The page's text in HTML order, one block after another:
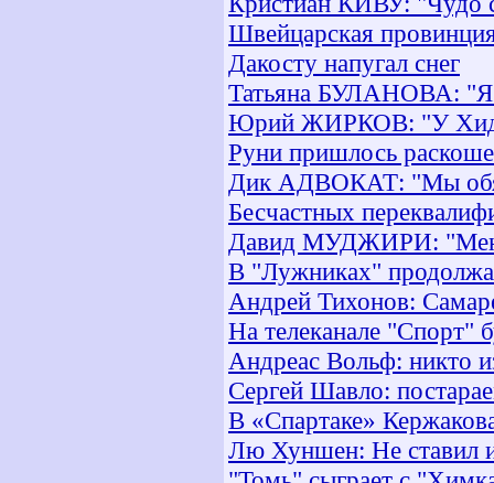
Швейцарская
Дакосту напугал снег
Татьяна БУЛАНОВА: "Я
Юрий ЖИРКОВ: "У
Руни пришлось
Дик АДВОКАТ: "Мы
Бесчастных
Давид МУДЖИРИ:
В "Лужниках"
Андрей Тихонов:
На телеканале "Спорт"
Андреас Вольф: никто
Сергей Шавло:
В «Спартаке»
Лю Хуншен: Не ставил